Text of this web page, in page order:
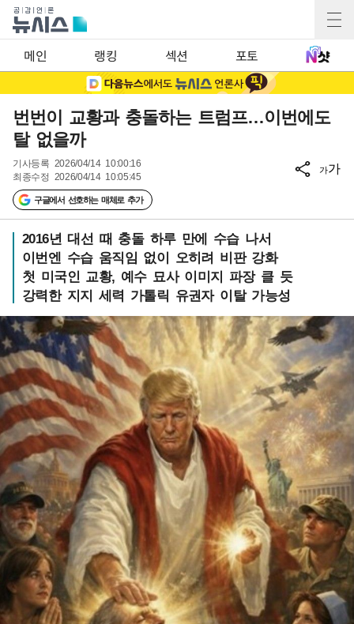
메인 랭킹 섹션 포토
번번이 교황과 충돌하는 트럼프…이번에도
탈 없을까
기사등록 2026/04/14 10:00:16
최종수정 2026/04/14 10:05:45
구글에서 선호하는 매체로 추가
가가
2016년 대선 때 충돌 하루 만에 수습 나서
이번엔 수습 움직임 없이 오히려 비판 강화
첫 미국인 교황, 예수 묘사 이미지 파장 클 듯
강력한 지지 세력 가톨릭 유권자 이탈 가능성